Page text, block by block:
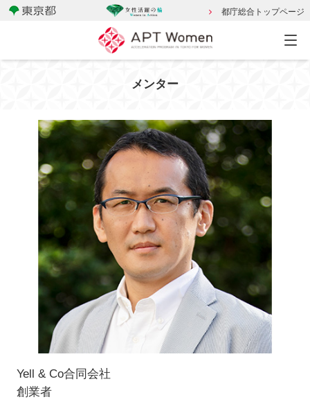
都庁総合トップページ
メンター
Yell & Co合同会社
創業者